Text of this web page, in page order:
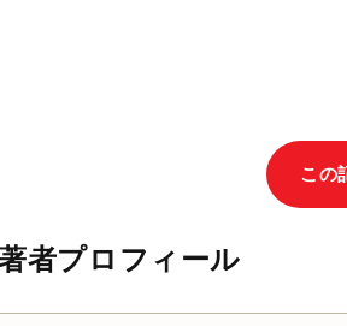
この
者プロフィール